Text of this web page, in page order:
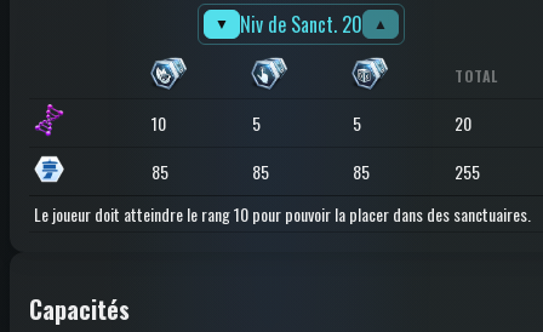
▼ Niv de Sanct. 20 ▲
TOTAL
10 5 5
20
85
85 85
255
Le joueur doit atteindre le rang 10 pour pouvoir la placer dans des sanctuaires.
Capacités